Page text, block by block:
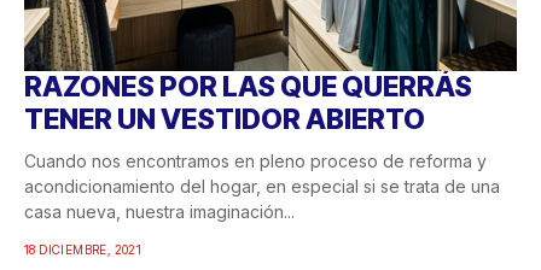
RAZONES POR LAS QUE QUERRÁS
TENER UN VESTIDOR ABIERTO
Cuando nos encontramos en pleno proceso de reforma y
acondicionamiento del hogar, en especial si se trata de una
casa nueva, nuestra imaginación...
18 DICIEMBRE, 2021